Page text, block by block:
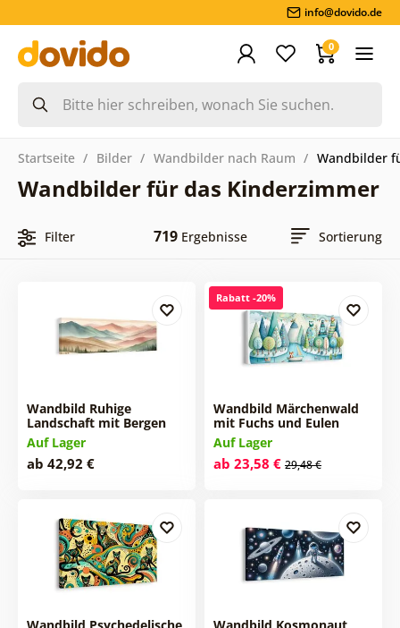
info@dovido.de
0
Startseite Bilder Wandbilder nach Raum Wandbilder
Wandbilder für das Kinderzimmer
Filter 719Ergebnisse Sortierung
Wandbild Ruhige
Landschaft mit Bergen
Auf Lager
ab 42,92 €
Rabatt -20%
Wandbild Märchenwald
mit Fuchs und Eulen
Auf Lager
ab 23,58 € 29,48 €